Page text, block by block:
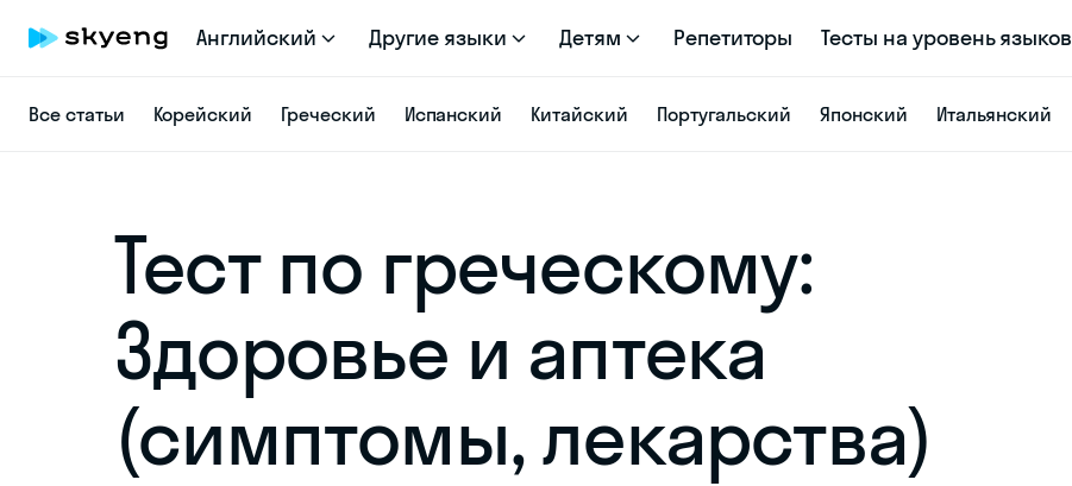
Английский Другие языки Детям Репетиторы Тесты на уровень языков
Все статьи Корейский Греческий Испанский Китайский Португальский Японский Итальянский
Тест по греческому:
Здоровье и аптека
(симптомы, лекарства)